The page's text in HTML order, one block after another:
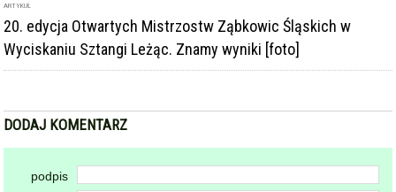
ARTYKUŁ
20. edycja Otwartych Mistrzostw Ząbkowic Śląskich w
Wyciskaniu Sztangi Leżąc. Znamy wyniki [foto]
DODAJ KOMENTARZ
podpis